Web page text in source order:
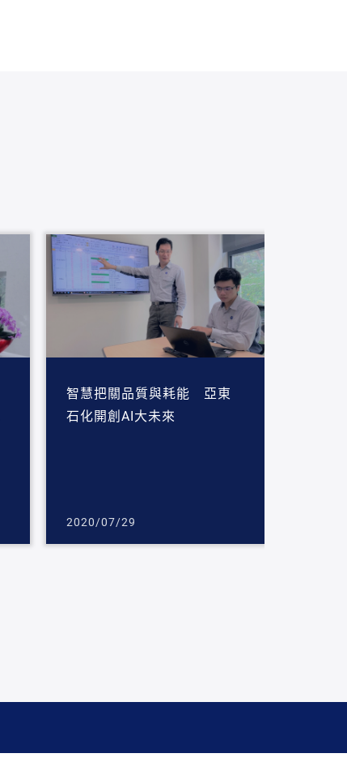
智慧把關品質與耗能 亞東
石化開創AI大未來
2020/07/29